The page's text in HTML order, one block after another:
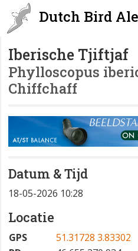
Dutch Bird
Iberische Tjiftjaf
Phylloscopus
Chiffchaff
Datum & Tijd
18-05-2026 10:28
Locatie
GPS
51.31728 3.83302